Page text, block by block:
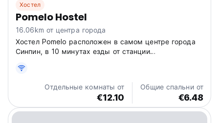
Хостел
Pomelo Hostel
16.06km от центра города
Хостел Pomelo расположен в самом центре города
Синпин, в 10 минутах езды от станции
Отдельные комнаты от
€12.10
Общие спальни от
€6.48